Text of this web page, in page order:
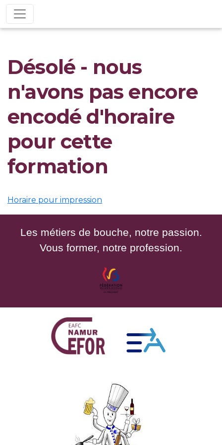
Désolé - nous
n'avons pas encore
encodé d'horaire
pour cette
formation
Horaire pour impression
Les métiers de bouche, notre passion.
Vous former, notre profession.